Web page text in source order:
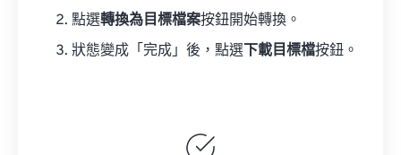
點選轉換為目標檔案按鈕開始轉換。
狀態變成「完成」後，點選 下載目標檔按鈕。